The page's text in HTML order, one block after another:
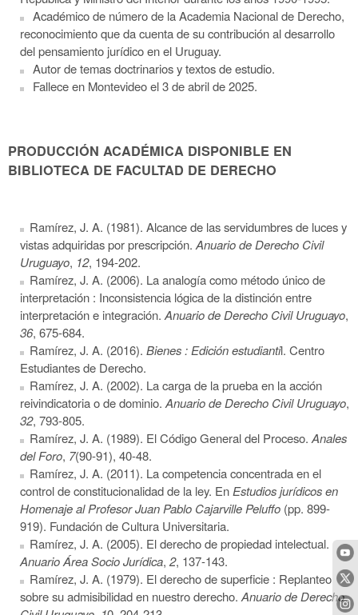
Académico de número de la Academia Nacional de Derecho,
reconocimiento que da cuenta de su contribución al desarrollo
del pensamiento jurídico en el Uruguay.
Autor de temas doctrinarios y textos de estudio.
Fallece en Montevideo el 3 de abril de 2025.
PRODUCCIÓN ACADÉMICA DISPONIBLE EN
BIBLIOTECA DE FACULTAD DE DERECHO
Ramírez, J. A. (1981). Alcance de las servidumbres de luces y
vistas adquiridas por prescripción.Anuario de Derecho Civil
Uruguayo, 12, 194-202.
Ramírez, J. A. (2006). La analogía como método único de
interpretación : Inconsistencia lógica de la distinción entre
interpretación e integración.Anuario de Derecho Civil Uruguayo,
36, 675-684.
Ramírez, J. A. (2016). Bienes :Edición estudiantil. Centro
Estudiantes de Derecho.
Ramírez, J. A. (2002). La carga de la prueba en la acción
reivindicatoria o de dominio.Anuario de Derecho Civil Uruguayo,
32, 793-805.
Ramírez, J. A. (1989). El Código General del Proceso.Anales
del Foro, 7(90-91), 40-48.
Ramírez, J. A. (2011). La competencia concentrada en el
control de constitucionalidad de la ley. EnEstudios jurídicos en
Homenaje al Profesor Juan Pablo Cajarville Peluffo (pp. 899-
919). Fundación de Cultura Universitaria.
Ramírez, J. A. (2005). El derecho de propiedad intelectual.
Anuario Área Socio Jurídica, 2, 137-143.
Ramírez, J. A. (1979). El derecho de superficie : Replanteo
sobre su admisibilidad en nuestro derecho.Anuario de Derecho